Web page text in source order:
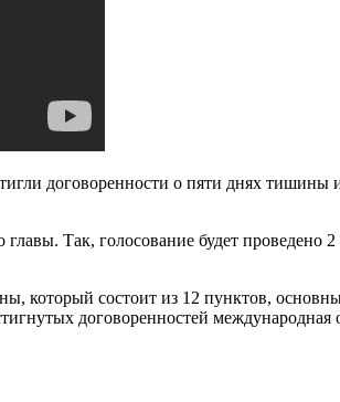
договоренности о пяти днях тишины
Так, голосование будет проведено 2
который состоит из 12 пунктов,
договоренностей международная